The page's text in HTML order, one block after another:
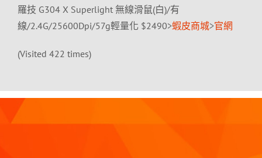
羅技 G304 X Superlight 無線滑鼠(白)/有
線/2.4G/25600Dpi/57g輕量化 $2490>蝦皮商城>官網
(Visited 422 times)